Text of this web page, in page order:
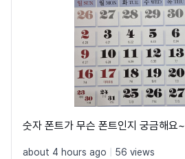
숫자 폰트가 무슨 폰트인지 궁금해요~
about 4 hours ago 56 views